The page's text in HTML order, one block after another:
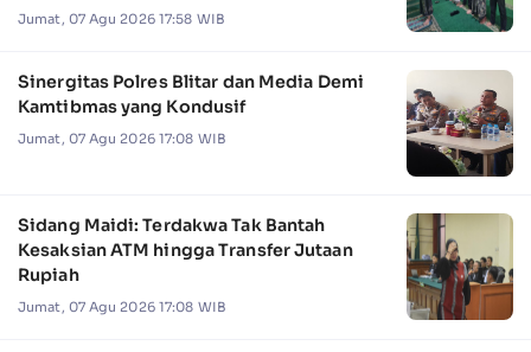
Jumat, 07 Agu 2026 17:58 WIB
Sinergitas Polres Blitar dan Media Demi
Kamtibmas yang Kondusif
Jumat, 07 Agu 2026 17:08 WIB
Sidang Maidi: Terdakwa Tak Bantah
Kesaksian ATM hingga Transfer Jutaan
Rupiah
Jumat, 07 Agu 2026 17:08 WIB